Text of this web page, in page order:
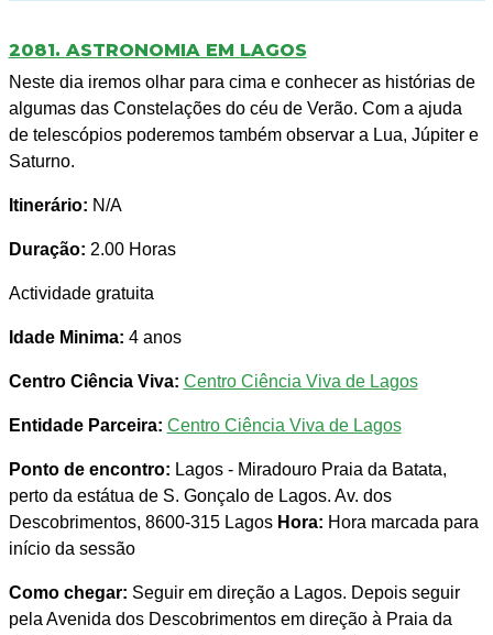
2081. ASTRONOMIA EM LAGOS
Neste dia iremos olhar para cima e conhecer as histórias de
algumas das Constelações do céu de Verão. Com a ajuda
de telescópios poderemos também observar a Lua, Júpiter e
Saturno.
Itinerário: N/A
Duração: 2.00 Horas
Actividade gratuita
Idade Minima: 4 anos
Centro Ciência Viva: Centro Ciência Viva de Lagos
Entidade Parceira: Centro Ciência Viva de Lagos
Ponto de encontro: Lagos - Miradouro Praia da Batata,
perto da estátua de S. Gonçalo de Lagos. Av. dos
Descobrimentos, 8600-315 Lagos Hora: Hora marcada para
início da sessão
Como chegar: Seguir em direção a Lagos. Depois seguir
pela Avenida dos Descobrimentos em direção à Praia da